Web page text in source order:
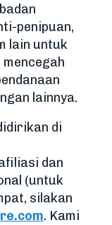
penipuan,
lain untuk
lainnya.
di
dan
(untuk
silakan
. Kami